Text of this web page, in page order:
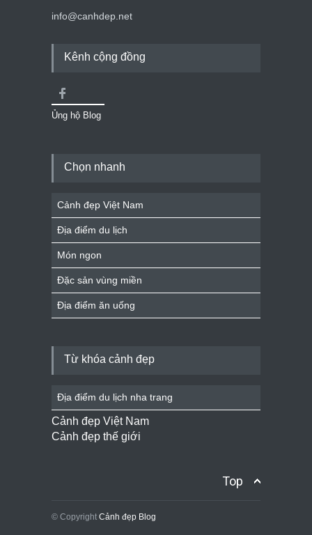
info@canhdep.net
Kênh cộng đồng
Ủng hộ Blog
Chọn nhanh
Cảnh đẹp Việt Nam
Địa điểm du lịch
Món ngon
Đặc sản vùng miền
Địa điểm ăn uống
Từ khóa cảnh đẹp
Địa điểm du lịch nha trang
Cảnh đẹp Việt Nam
Cảnh đẹp thế giới
Top
© Copyright Cảnh đẹp Blog